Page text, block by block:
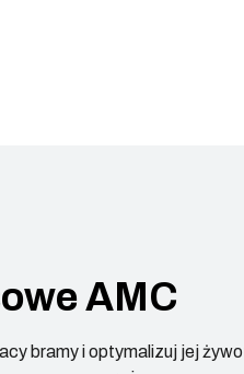
AMC
bramy i optymalizuj jej